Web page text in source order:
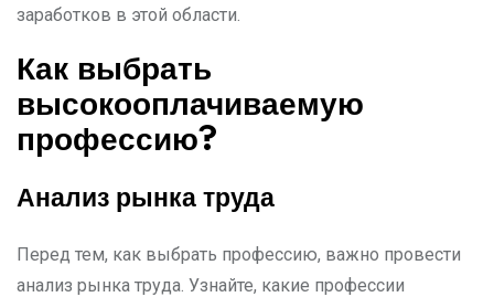
заработков в этой области.
Как выбрать
высокооплачиваемую
профессию?
Анализ рынка труда
Перед тем, как выбрать профессию, важно провести
анализ рынка труда. Узнайте, какие профессии